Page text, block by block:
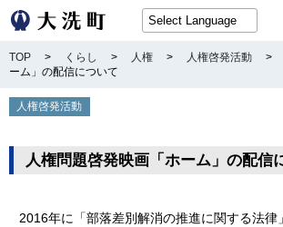
TOP > くらし > 人権 > 人権啓発活動 >
ーム」の配信について
人権啓発活動
人権問題啓発映画「ホーム」の配信
2016年に「部落差別解消の推進に関する法律